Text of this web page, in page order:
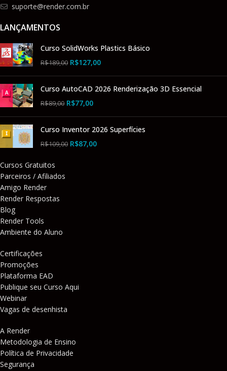
suporte@render.com.br
LANÇAMENTOS
Curso SolidWorks Plastics Básico
R$189,00 R$127,00
Curso AutoCAD 2026 Renderização 3D Essencial
R$89,00 R$77,00
Curso Inventor 2026 Superfícies
R$109,00 R$87,00
Cursos Gratuitos
Parceiros / Afiliados
Amigo Render
Render Respostas
Blog
Render Tools
Ambiente do Aluno
Certificações
Promoções
Plataforma EAD
Publique seu Curso Aqui
Webinar
Vagas de desenhista
A Render
Metodologia de Ensino
Política de Privacidade
Segurança